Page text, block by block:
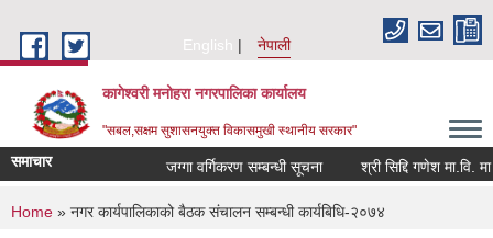
English
नेपाली
कागेश्वरी मनोहरा नगरपालिका कार्यालय
"सबल,सक्षम सुशासनयुक्त विकासमुखी स्थानीय सरकार"
समाचार जग्गा वर्गिकरण सम्बन्धी सूचना श्री सिद्दि गणेश मा.वि. मा
You are here
Home » नगर कार्यपालिकाको बैठक संचालन सम्बन्धी कार्यबिधि-२०७४